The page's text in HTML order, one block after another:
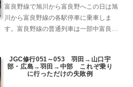
富良野線で旭川から富良野へこの日は旭
川から富良野線の各駅停車に乗車しま
す。富良野線の普通列車は一部中富良野
車が最適です。H100系に統一されて、2
両編成は朝から外国人の...
JGC修行051～053 羽田→山口宇
部・広島→羽田→中部 これぞ乗り
に行っただけの失敗例